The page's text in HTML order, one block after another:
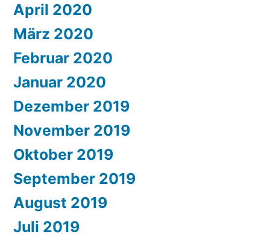
April 2020
März 2020
Februar 2020
Januar 2020
Dezember 2019
November 2019
Oktober 2019
September 2019
August 2019
Juli 2019